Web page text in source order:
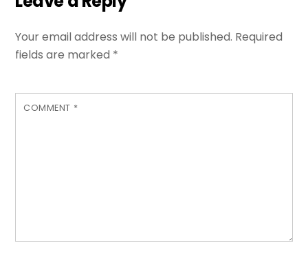
Your email address will not be published. Required
fields are marked *
COMMENT *